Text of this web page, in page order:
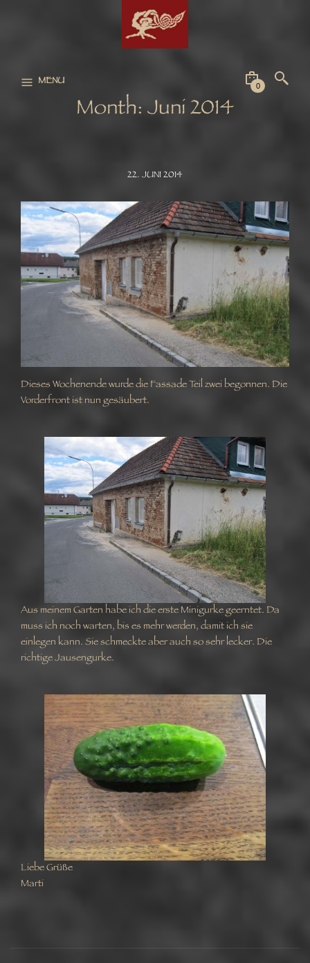
MENU 0
Month:Juni 2014
22. JUNI 2014
Dieses Wochenende wurde die Fassade Teil zwei begonnen. Die
Vorderfront ist nun gesäubert.
Aus meinem Garten habe ich die erste Minigurke geerntet. Da
muss ich noch warten, bis es mehr werden, damit ich sie
einlegen kann. Sie schmeckte aber auch so sehr lecker. Die
richtige Jausengurke.
Liebe Grüße
Marti